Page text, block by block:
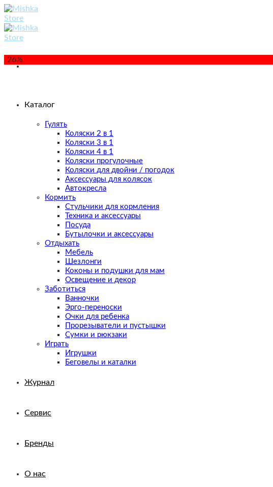
Skip
to
content
Каталог
Гулять
Коляски 2 в 1
Коляски 3 в 1
Коляски 4 в 1
Коляски прогулочные
Коляски для двойни / погодок
Аксессуары для колясок
Автокресла
Кормить
Стульчики для кормления
Техника и аксессуары
Посуда
Бутылочки и аксессуары
Отдыхать
Мебель
Шезлонги
Коконы и подушки для мам
Освещение и декор
Заботиться
Ванночки
Эрго-переноски
Очки для ребенка
Прорезыватели и пустышки
Сумки и рюкзаки
Играть
Игрушки
Беговелы и каталки
Журнал
Сервис
Бренды
О нас
-26%